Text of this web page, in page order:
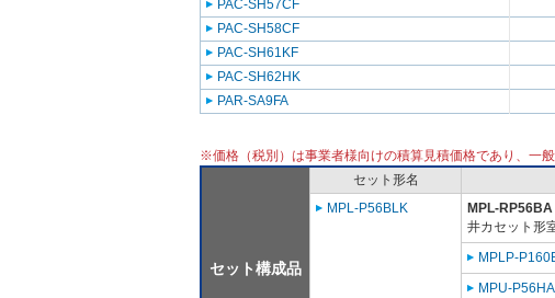
PAC-SH57CF
PAC-SH58CF
PAC-SH61KF
PAC-SH62HK
PAR-SA9FA
※価格（税別）は事業者様向けの積算見積価格であり、一
セット構成品
セット形名
MPL-P56BLK
MPL-RP56BA
井カセット形
MPLP-
MPU-